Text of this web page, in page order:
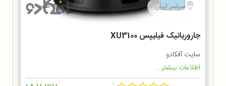
سراسر ایران
جارورباتیک فیلیپس XU3100
سایت آفکادو
اطلاعات بیشتر...